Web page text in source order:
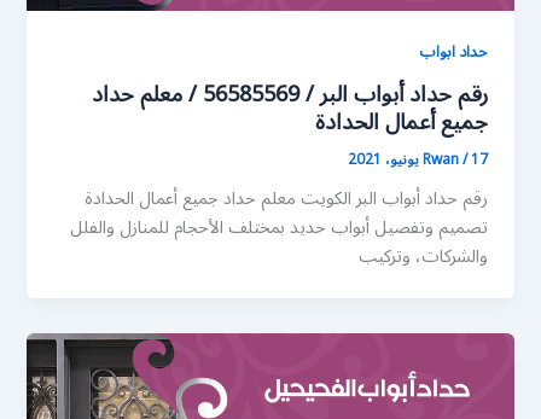
حداد ابواب
رقم حداد أبواب البر / 56585569 / معلم حداد
جميع أعمال الحدادة
Rwan/17 يونيو، 2021
رقم حداد أبواب البر الكويت معلم حداد جميع أعمال الحدادة
تصميم وتفصيل أبواب حديد بمختلف الأحجام للمنازل والفلل
والشركات، وتركيب